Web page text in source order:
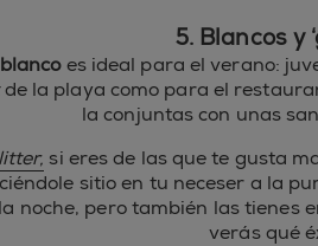
5. Blancos y
es ideal para el verano:
de la playa como para el
la conjuntas con unas
, si eres de las que te gusta
sitio en tu neceser a la
noche, pero también las tienes
verás qué